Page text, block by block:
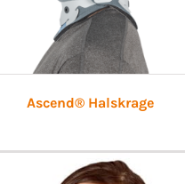
Ascend® Halskrage